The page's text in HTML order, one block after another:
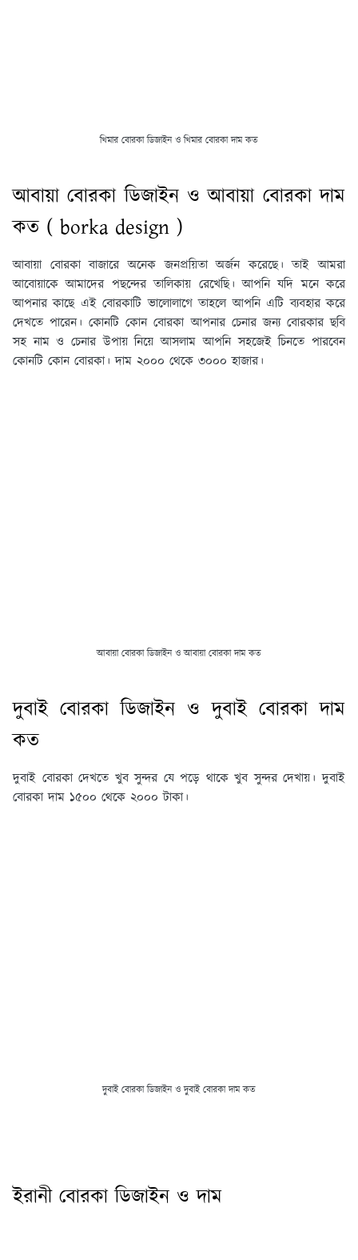
খিমার বোরকা ডিজাইন ও খিমার বোরকা দাম কত
আবায়া বোরকা ডিজাইন ও আবায়া বোরকা দাম
কত ( borka design )
আবায়া বোরকা বাজারে অনেক জনপ্রয়িতা অর্জন করেছে। তাই আমরা
আবোয়াকে আমাদের পছন্দের তালিকায় রেখেছি। আপনি যদি মনে করে
আপনার কাছে এই বোরকাটি ভালোলাগে তাহলে আপনি এটি ব্যবহার করে
দেখতে পারেন। কোনটি কোন বোরকা আপনার চেনার জন্য বোরকার ছবি
সহ নাম ও চেনার উপায় নিয়ে আসলাম আপনি সহজেই চিনতে পারবেন
কোনটি কোন বোরকা। দাম ২০০০ থেকে ৩০০০ হাজার।
আবায়া বোরকা ডিজাইন ও আবায়া বোরকা দাম কত
দুবাই বোরকা ডিজাইন ও দুবাই বোরকা দাম
কত
দুবাই বোরকা দেখতে খুব সুন্দর যে পড়ে থাকে খুব সুন্দর দেখায়। দুবাই
বোরকা দাম ১৫০০ থেকে ২০০০ টাকা।
দুবাই বোরকা ডিজাইন ও দুবাই বোরকা দাম কত
ইরানী বোরকা ডিজাইন ও দাম